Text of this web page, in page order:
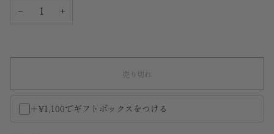
− +
売り切れ
＋¥1,100でギフトボックスをつける